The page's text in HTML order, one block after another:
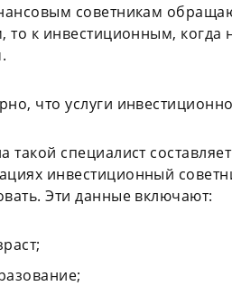
советникам
то к инвестиционным,
что услуги
такой специалист
инвестиционный
Эти данные включают: